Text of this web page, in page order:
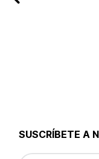
SUSCRÍBETE A